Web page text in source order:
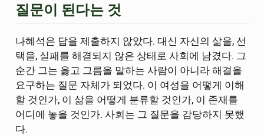
질문이 된다는 것
나혜석은 답을 제출하지 않았다. 대신 자신의 삶을, 선
택을, 실패를 해결되지 않은 상태로 사회에 남겼다. 그
순간 그는 옳고 그름을 말하는 사람이 아니라 해결을
요구하는 질문 자체가 되었다. 이 여성을 어떻게 이해
할 것인가, 이 삶을 어떻게 분류할 것인가, 이 존재를
어디에 놓을 것인가. 사회는 그 질문을 감당하지 못했
다.